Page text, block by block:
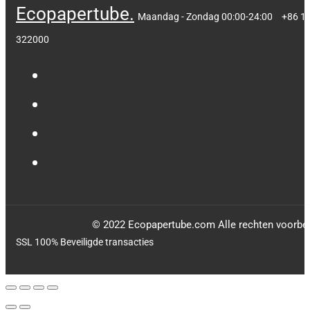
Ecopapertube. Maandag - Zondag 00:00-24:00 +86
322000
© 2022 Ecopapertube.com Alle rechten
SSL 100% Beveiligde transacties